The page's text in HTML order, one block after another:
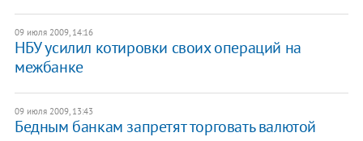
09 июля 2009, 14:16
НБУ усилил котировки своих операций на
межбанке
09 июля 2009, 13:43
Бедным банкам запретят торговать валютой